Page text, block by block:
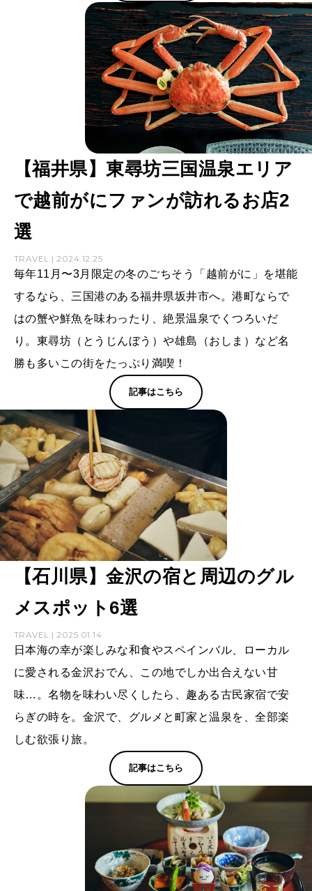
【福井県】東尋坊三国温泉エリア
で越前がにファンが訪れるお店2
選
TRAVEL | 2024.12.25
毎年11月〜3月限定の冬のごちそう「越前がに」を堪能
するなら、三国港のある福井県坂井市へ。港町ならで
はの蟹や鮮魚を味わったり、絶景温泉でくつろいだ
り。東尋坊（とうじんぼう）や雄島（おしま）など名
勝も多いこの街をたっぷり満喫！
記事はこちら
【石川県】金沢の宿と周辺のグル
メスポット6選
TRAVEL | 2025.01.14
日本海の幸が楽しみな和食やスペインバル、ローカル
に愛される金沢おでん、この地でしか出合えない甘
味…。名物を味わい尽くしたら、趣ある古民家宿で安
らぎの時を。金沢で、グルメと町家と温泉を、全部楽
しむ欲張り旅。
記事はこちら